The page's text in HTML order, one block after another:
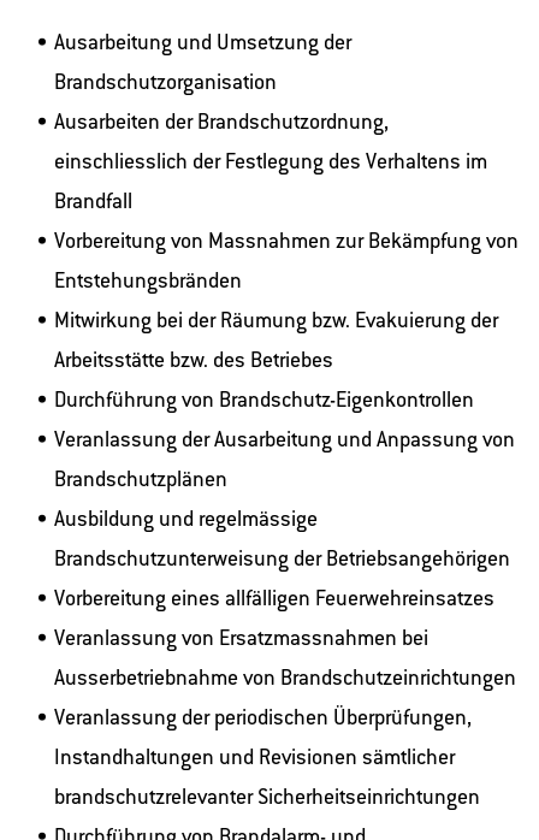
Ausarbeitung und Umsetzung der
Brandschutzorganisation
Ausarbeiten der Brandschutzordnung,
einschliesslich der Festlegung des Verhaltens im
Brandfall
Vorbereitung von Massnahmen zur Bekämpfung von
Entstehungsbränden
Mitwirkung bei der Räumung bzw. Evakuierung der
Arbeitsstätte bzw. des Betriebes
Durchführung von Brandschutz-Eigenkontrollen
Veranlassung der Ausarbeitung und Anpassung von
Brandschutzplänen
Ausbildung und regelmässige
Brandschutzunterweisung der Betriebsangehörigen
Vorbereitung eines allfälligen Feuerwehreinsatzes
Veranlassung von Ersatzmassnahmen bei
Ausserbetriebnahme von Brandschutzeinrichtungen
Veranlassung der periodischen Überprüfungen,
Instandhaltungen und Revisionen sämtlicher
brandschutzrelevanter Sicherheitseinrichtungen